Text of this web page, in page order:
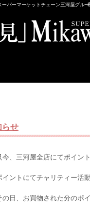
ーパーマーケットチェーン三河屋グル
らせ
今、三河屋全店にてポイン
イントにてチャリティー活
の日、お買物された分のポ